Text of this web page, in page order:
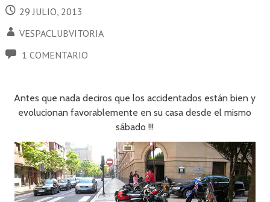
29 JULIO, 2013
VESPACLUBVITORIA
1 COMENTARIO
Antes que nada deciros que los accidentados están bien y
evolucionan favorablemente en su casa desde el mismo
sábado !!!